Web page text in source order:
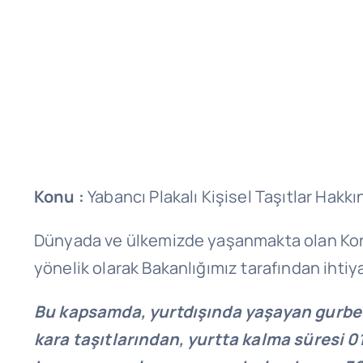
Konu :Yabancı Plakalı Kişisel Taşıtlar
Dünyada ve ülkemizde yaşanmakta olan
yönelik olarak Bakanlığımız tarafından
Bu kapsamda, yurtdışında yaşayan
kara taşıtlarından, yurtta kalma süresi